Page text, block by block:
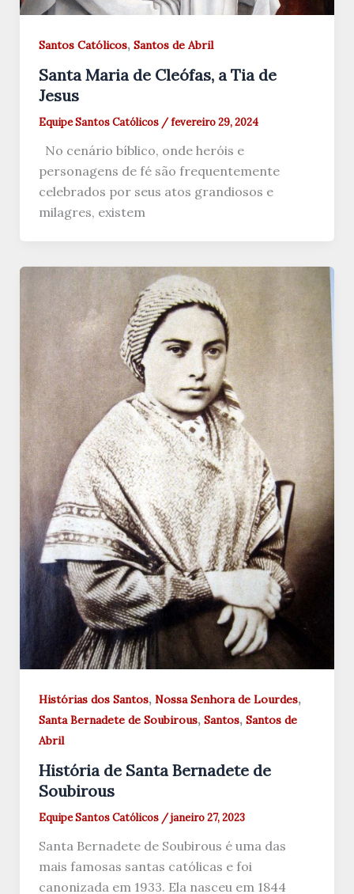
Santos Católicos, Santos de Abril
Santa Maria de Cleófas, a Tia de
Jesus
Equipe Santos Católicos /fevereiro 29, 2024
No cenário bíblico, onde heróis e
personagens de fé são frequentemente
celebrados por seus atos grandiosos e
milagres, existem
Histórias dos Santos, Nossa Senhora de Lourdes,
Santa Bernadete de Soubirous, Santos, Santos de
Abril
História de Santa Bernadete de
Soubirous
Equipe Santos Católicos /janeiro 27, 2023
Santa Bernadete de Soubirous é uma das
mais famosas santas católicas e foi
canonizada em 1933. Ela nasceu em 1844